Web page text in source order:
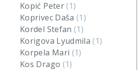
Kopić Peter(1)
Koprivec Daša(1)
Kordel Stefan(1)
Korigova Lyudmila(1)
Korpela Mari (1)
Kos Drago (1)